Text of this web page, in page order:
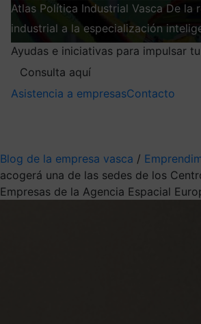
Atlas Política Industrial Vasca De la
industrial a la especialización
Ayudas e iniciativas para impulsar
Consulta aquí
Asistencia a empresasContacto
Blog de la empresa vasca /
acogerá una de las sedes de los
Empresas de la Agencia Espacial